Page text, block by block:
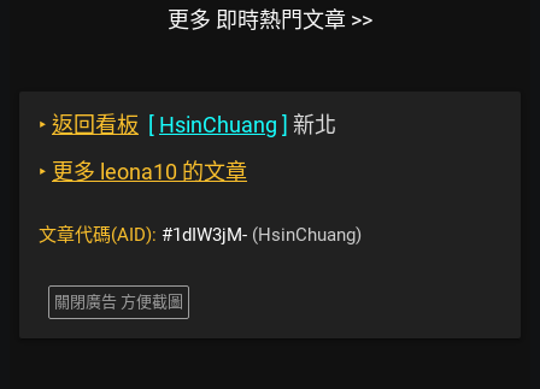
更多 即時熱門文章 >>
‣ 返回看板 [ HsinChuang ] 新北
‣ 更多 leona10 的文章
文章代碼(AID): #1dIW3jM- (HsinChuang)
關閉廣告 方便截圖